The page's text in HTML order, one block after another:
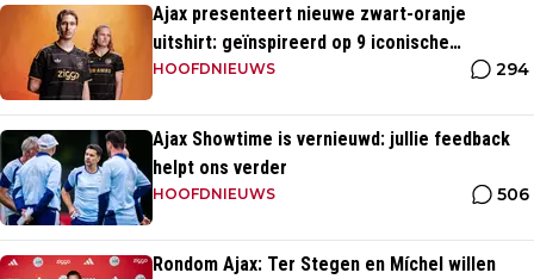
Ajax presenteert nieuwe zwart-oranje
uitshirt: geïnspireerd op 9 iconische
momenten uit clubhistorie
HOOFDNIEUWS 294
Ajax Showtime is vernieuwd: jullie feedback
helpt ons verder
HOOFDNIEUWS 506
Rondom Ajax: Ter Stegen en Míchel willen